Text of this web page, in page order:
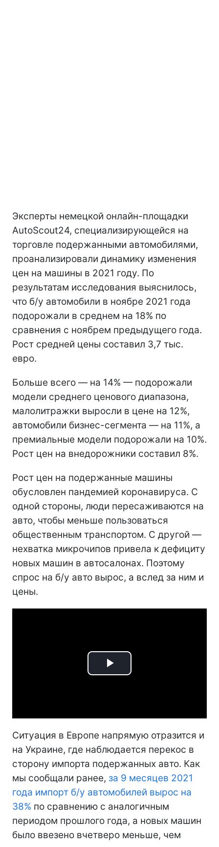
Эксперты немецкой онлайн-площадки
AutoScout24, специализирующейся на
торговле подержанными автомобилями,
проанализировали динамику изменения
цен на машины в 2021 году. По
результатам исследования выяснилось,
что б/у автомобили в ноябре 2021 года
подорожали в среднем на 18% по
сравнения с ноябрем предыдущего года.
Рост средней цены составил 3,7 тыс.
евро.
Больше всего — на 14% — подорожали
модели среднего ценового диапазона,
малолитражки выросли в цене на 12%,
автомобили бизнес-сегмента — на 11%, а
премиальные модели подорожали на 10%.
Рост цен на внедорожники составил 8%.
Рост цен на подержанные машины
обусловлен пандемией коронавируса. С
одной стороны, люди пересаживаются на
авто, чтобы меньше пользоваться
общественным транспортом. С другой —
нехватка микрочипов привела к дефициту
новых машин в автосалонах. Поэтому
спрос на б/у авто вырос, а вслед за ним и
цены.
Play
Ситуация в Европе напрямую отразится и
на Украине, где наблюдается перекос в
сторону импорта подержанных авто. Как
мы сообщали ранее, за 9 месяцев 2021
года импорт б/у автомобилей вырос на
38% по сравнению с аналогичным
периодом прошлого года, а новых машин
было ввезено вчетверо меньше, чем